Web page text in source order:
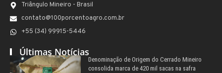
Triângulo Mineiro - Brasil
contato@100porcentoagro.com.br
+55 (34) 99915-5446
Últimas Notícias
Denominação de Origem do Cerrado Mineiro
consolida marca de 420 mil sacas na safra